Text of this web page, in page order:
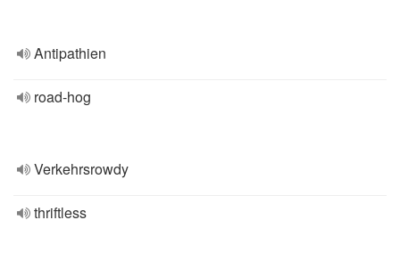
Antipathien
road-hog
Verkehrsrowdy
thriftless